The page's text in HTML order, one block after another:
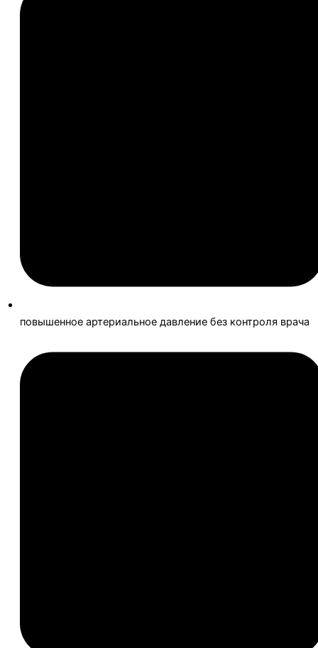
повышенное артериальное давление без контроля врача